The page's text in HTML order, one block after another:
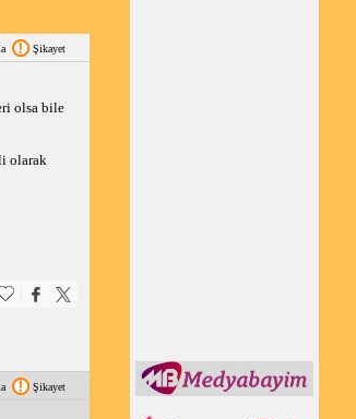
Şikayet
olsa bile
olarak
Şikayet